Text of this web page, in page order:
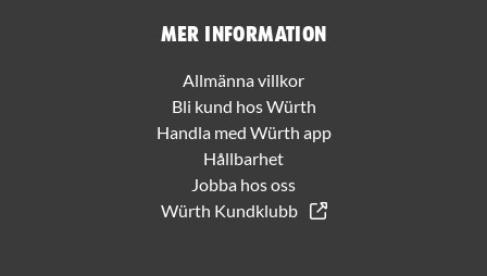
Mer information
Allmänna villkor
Bli kund hos Würth
Handla med Würth app
Hållbarhet
Jobba hos oss
Würth Kundklubb